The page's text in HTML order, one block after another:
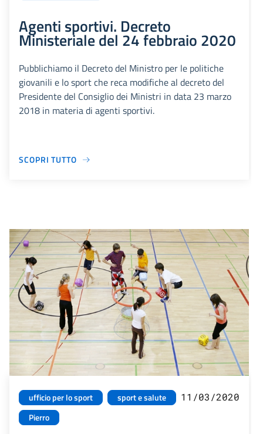
Agenti sportivi. Decreto
Ministeriale del 24 febbraio 2020
Pubblichiamo il Decreto del Ministro per le politiche
giovanili e lo sport che reca modifiche al decreto del
Presidente del Consiglio dei Ministri in data 23 marzo
2018 in materia di agenti sportivi.
SCOPRI TUTTO
ufficio per lo sport
sport e salute
Pierro
11/03/2020